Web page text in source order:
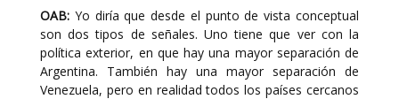
OAB: Yo diría que desde el punto de vista conceptual
son dos tipos de señales. Uno tiene que ver con la
política exterior, en que hay una mayor separación de
Argentina. También hay una mayor separación de
Venezuela, pero en realidad todos los países cercanos